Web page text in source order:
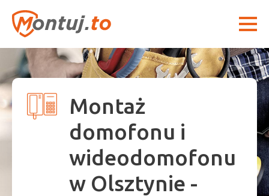
Montaż
domofonu i
wideodomofonu
w Olsztynie -